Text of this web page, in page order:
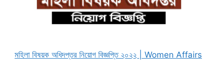
মহিলা বিষয়ক অধিদপ্তর নিয়োগ বিজ্ঞপ্তি ২০২২ | Women Affairs